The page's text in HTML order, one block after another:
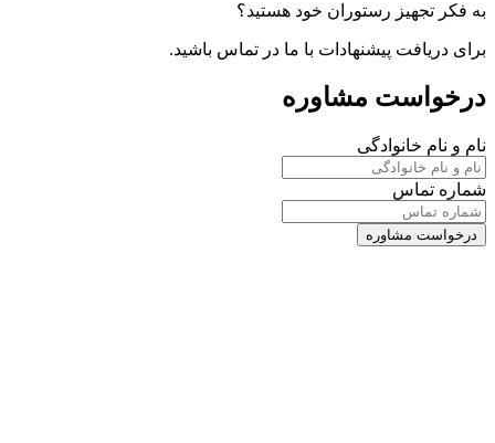
به فکر تجهیز رستوران خود هستید؟
برای دریافت پیشنهادات با ما در تماس باشید.
درخواست مشاوره
نام و نام خانوادگی
شماره تماس